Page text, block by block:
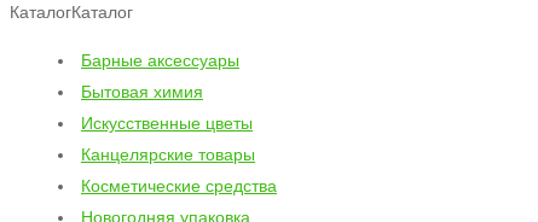
КаталогКаталог
Барные аксессуары
Бытовая химия
Искусственные цветы
Канцелярские товары
Косметические средства
Новогодняя упаковка